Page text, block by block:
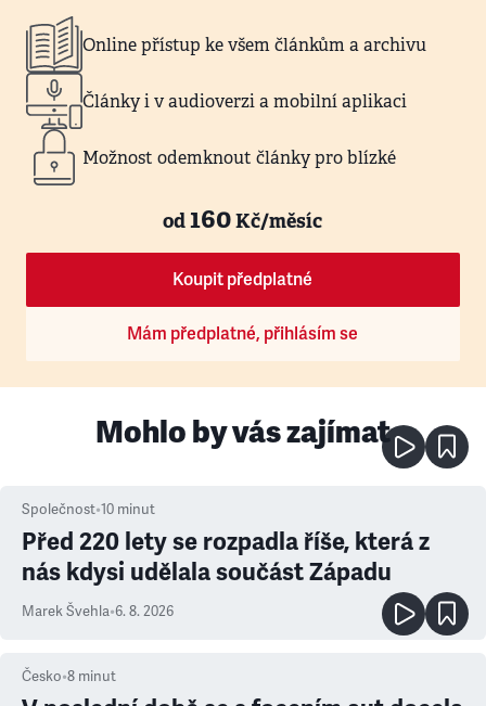
Online přístup ke všem článkům a archivu
Články i v audioverzi a mobilní aplikaci
Možnost odemknout články pro blízké
od160Kč/měsíc
Koupit předplatné
Mám předplatné, přihlásím se
Mohlo by vás zajímat
Společnost•10 minut
Před 220 lety se rozpadla říše, která z
nás kdysi udělala součást Západu
Marek Švehla•6. 8. 2026
Česko•8 minut